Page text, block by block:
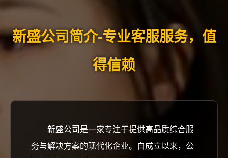
新盛公司简介-专业客服服务，值
得信赖
新盛公司是一家专注于提供高品质综合服
务与解决方案的现代化企业。自成立以来，公